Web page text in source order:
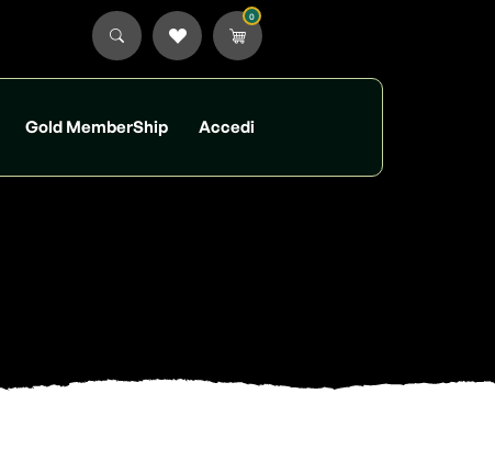
0
Gold MemberShip Accedi